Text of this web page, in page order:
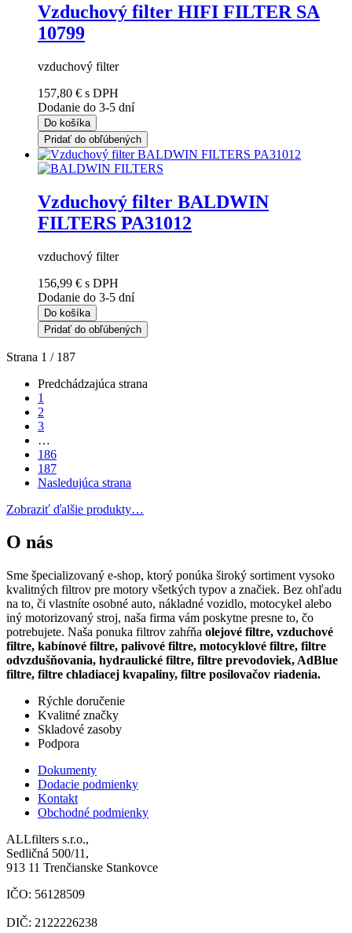
Vzduchový filter HIFI FILTER SA
10799
vzduchový filter
157,80 € s DPH
Dodanie do 3-5 dní
Do košíka
Pridať do obľúbených
Vzduchový filter BALDWIN
FILTERS PA31012
vzduchový filter
156,99 € s DPH
Dodanie do 3-5 dní
Do košíka
Pridať do obľúbených
Strana 1 / 187
Predchádzajúca strana
1
2
3
…
186
187
Nasledujúca strana
Zobraziť ďalšie produkty…
O nás
Sme špecializovaný e-shop, ktorý ponúka široký sortiment vysoko
kvalitných filtrov pre motory všetkých typov a značiek. Bez ohľadu
na to, či vlastníte osobné auto, nákladné vozidlo, motocykel alebo
iný motorizovaný stroj, naša firma vám poskytne presne to, čo
potrebujete. Naša ponuka filtrov zahŕňa olejové filtre, vzduchové
filtre, kabínové filtre, palivové filtre, motocyklové filtre, filtre
odvzdušňovania, hydraulické filtre, filtre prevodoviek, AdBlue
filtre, filtre chladiacej kvapaliny, filtre posilovačov riadenia.
Rýchle doručenie
Kvalitné značky
Skladové zasoby
Podpora
Dokumenty
Dodacie podmienky
Kontakt
Obchodné podmienky
ALLfilters s.r.o.,
Sedličná 500/11,
913 11 Trenčianske Stankovce
IČO: 56128509
DIČ: 2122226238